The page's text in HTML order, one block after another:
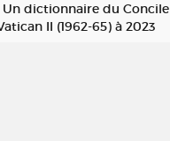
Un dictionnaire du Concile
II (1962-65) à 2023